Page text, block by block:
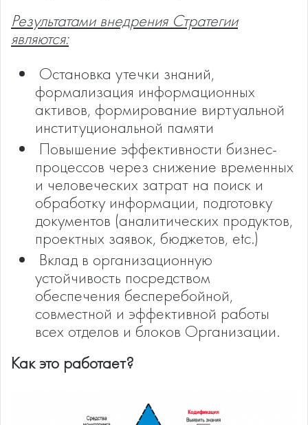
Результатами внедрения Стратегии
являются:
­ Остановка утечки знаний,
формализация информационных
активов, формирование виртуальной
институциональной памяти
­ Повышение эффективности бизнес-
процессов через снижение временных
и человеческих затрат на поиск и
обработку информации, подготовку
документов (аналитических продуктов,
проектных заявок, бюджетов, etc.)
­ Вклад в организационную
устойчивость посредством
обеспечения бесперебойной,
совместной и эффективной работы
всех отделов и блоков Организации.
Как это работает?